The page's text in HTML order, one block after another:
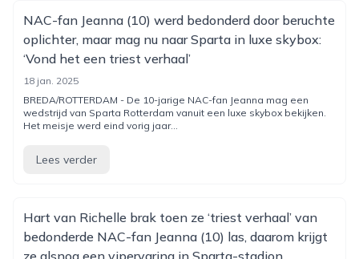
NAC-fan Jeanna (10) werd bedonderd door beruchte
oplichter, maar mag nu naar Sparta in luxe skybox:
‘Vond het een triest verhaal’
18 jan. 2025
BREDA/ROTTERDAM - De 10-jarige NAC-fan Jeanna mag een
wedstrijd van Sparta Rotterdam vanuit een luxe skybox bekijken.
Het meisje werd eind vorig jaar...
Lees verder
Hart van Richelle brak toen ze ‘triest verhaal’ van
bedonderde NAC-fan Jeanna (10) las, daarom krijgt
ze alsnog een vipervaring in Sparta-stadion